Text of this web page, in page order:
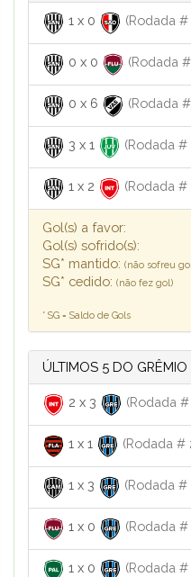
1 x 0 (Rodada #
0 x 0 (Rodada
0 x 6 (Rodada
3 x 1 (Rodada #
1 x 2 (Rodada #
Gol(s) a favor:
Gol(s) sofrido(s):
SG* mantido: (não sofreu
SG* cedido: (não fez gol)
* SG = Saldo de Gols
ÚLTIMOS 5 DO
2 x 3 (Rodada #
1 x 1 (Rodada #
1 x 3 (Rodada #
1 x 0 (Rodada #
1 x 0 (Rodada #